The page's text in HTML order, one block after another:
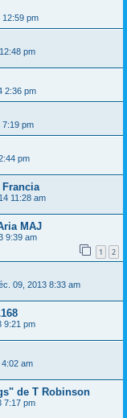
12:59 pm
pm
2:36 pm
7:19 pm
pm
11:28 am
MAJ
9:39 am
1 2
09, 2013 8:33 am
9:21 pm
am
de T Robinson
7:17 pm